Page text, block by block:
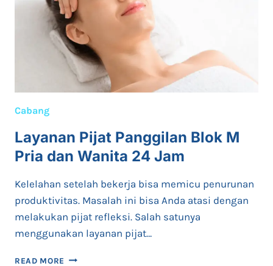
Cabang
Layanan Pijat Panggilan Blok M
Pria dan Wanita 24 Jam
Kelelahan setelah bekerja bisa memicu penurunan
produktivitas. Masalah ini bisa Anda atasi dengan
melakukan pijat refleksi. Salah satunya
menggunakan layanan pijat…
READ MORE LAYANAN